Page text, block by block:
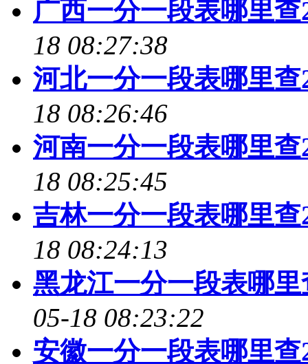
广西一分一段表哪里
18 08:27:38
河北一分一段表哪里
18 08:26:46
河南一分一段表哪里
18 08:25:45
吉林一分一段表哪里
18 08:24:13
黑龙江一分一段表哪
05-18 08:23:22
安徽一分一段表哪里